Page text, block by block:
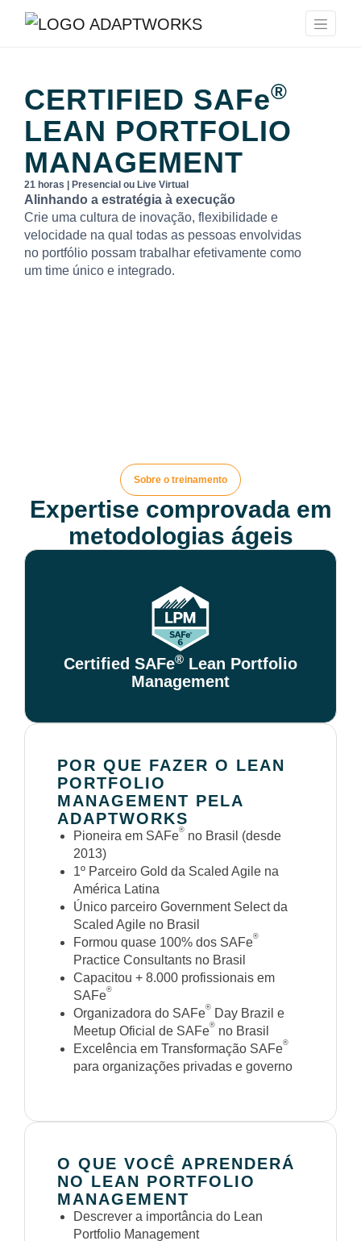
CERTIFIED SAFe®
LEAN PORTFOLIO
MANAGEMENT
21 horas | Presencial ou Live Virtual
Alinhando a estratégia à execução
Crie uma cultura de inovação, flexibilidade e
velocidade na qual todas as pessoas envolvidas
no portfólio possam trabalhar efetivamente como
um time único e integrado.
Sobre o treinamento
Expertise comprovada em
metodologias ágeis
Certified SAFe® Lean Portfolio
Management
POR QUE FAZER O LEAN
PORTFOLIO
MANAGEMENT PELA
ADAPTWORKS
Pioneira em SAFe® no Brasil (desde
2013)
1º Parceiro Gold da Scaled Agile na
América Latina
Único parceiro Government Select da
Scaled Agile no Brasil
Formou quase 100% dos SAFe®
Practice Consultants no Brasil
Capacitou + 8.000 profissionais em
SAFe®
Organizadora do SAFe® Day Brazil e
Meetup Oficial de SAFe® no Brasil
Excelência em Transformação SAFe®
para organizações privadas e governo
O QUE VOCÊ APRENDERÁ
NO LEAN PORTFOLIO
MANAGEMENT
Descrever a importância do Lean
Portfolio Management